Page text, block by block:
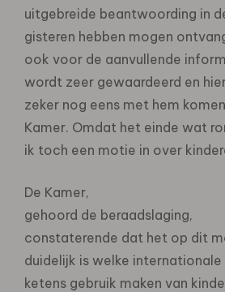
uitgebreide beantwoording in
gisteren hebben mogen
ook voor de aanvullende
wordt zeer gewaardeerd en
zeker nog eens met hem
Kamer. Omdat het einde wat
ik toch een motie in over
De Kamer,
gehoord de beraadslaging,
constaterende dat het op dit
duidelijk is welke internationale
ketens gebruik maken van